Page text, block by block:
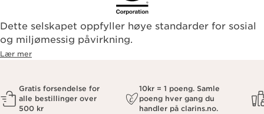
Dette selskapet oppfyller høye standarder for sosial
og miljømessig påvirkning.
Lær mer
Gratis forsendelse for
alle bestillinger over
500 kr
10kr = 1 poeng. Samle
poeng hver gang du
handler på clarins.no.